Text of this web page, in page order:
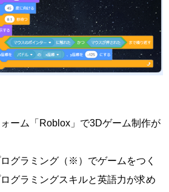
ーム「Roblox」で3Dゲーム制作が
グラミング（※）でゲームをつく
グラミングスキルと英語力が求め